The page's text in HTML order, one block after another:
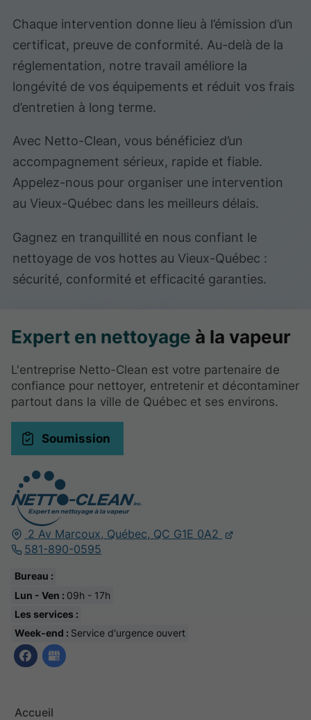
Chaque intervention donne lieu à l’émission d’un
certificat, preuve de conformité. Au-delà de la
réglementation, notre travail améliore la
longévité de vos équipements et réduit vos frais
d’entretien à long terme.
Avec Netto-Clean, vous bénéficiez d’un
accompagnement sérieux, rapide et fiable.
Appelez-nous pour organiser une intervention
au Vieux-Québec dans les meilleurs délais.
Gagnez en tranquillité en nous confiant le
nettoyage de vos hottes au Vieux-Québec :
sécurité, conformité et efficacité garanties.
2 Av Marcoux, Québec, QC G1E 0A2
581-890-0595
Bureau :
Lun - Ven : 09h - 17h
Les services :
Week-end : Service d'urgence ouvert
Accueil
Expert en nettoyage à la vapeur
L'entreprise Netto-Clean est votre partenaire de
confiance pour nettoyer, entretenir et décontaminer
partout dans la ville de Québec et ses environs.
Soumission